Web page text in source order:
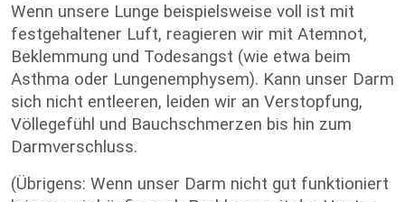
Wenn unsere Lunge beispielsweise voll ist mit
festgehaltener Luft, reagieren wir mit Atemnot,
Beklemmung und Todesangst (wie etwa beim
Asthma oder Lungenemphysem). Kann unser Darm
sich nicht entleeren, leiden wir an Verstopfung,
Völlegefühl und Bauchschmerzen bis hin zum
Darmverschluss.
(Übrigens: Wenn unser Darm nicht gut funktioniert